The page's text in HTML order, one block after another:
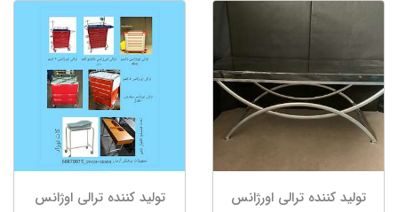
تولید کننده ترالی اورژانس
تولید کننده ترالی اوژانس